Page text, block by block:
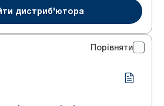
дистриб'ютора
Порівняти